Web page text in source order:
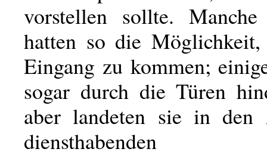
vorstellen sollte.
hatten so die
Eingang zu kommen;
sogar durch die Türen
aber landeten sie in den
diensthabenden